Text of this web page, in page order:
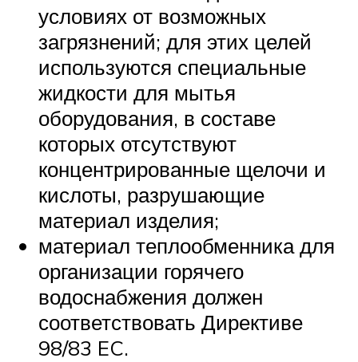
условиях от возможных
загрязнений; для этих целей
используются специальные
жидкости для мытья
оборудования, в составе
которых отсутствуют
концентрированные щелочи и
кислоты, разрушающие
материал изделия;
материал теплообменника для
организации горячего
водоснабжения должен
соответствовать Директиве
98/83 EC.